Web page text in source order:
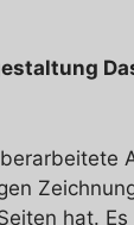
hat.